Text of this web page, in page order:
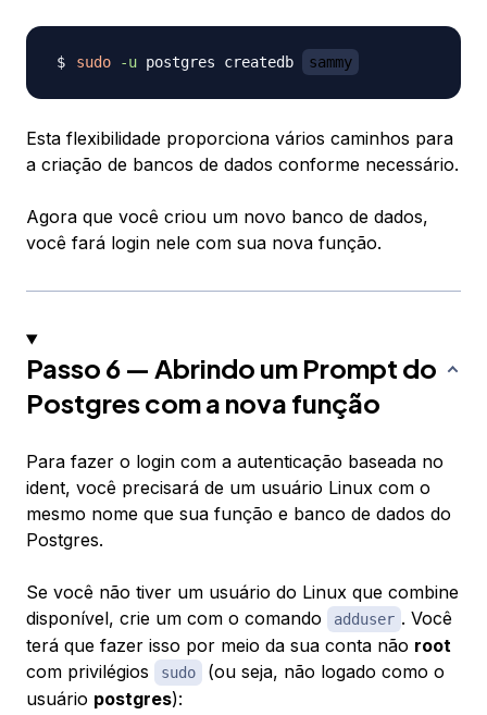
sudo -u postgres createdb sammy
Esta flexibilidade proporciona vários caminhos para
a criação de bancos de dados conforme necessário.
Agora que você criou um novo banco de dados,
você fará login nele com sua nova função.
Passo 6 — Abrindo um Prompt do
Postgres com a nova função
Para fazer o login com a autenticação baseada no
ident, você precisará de um usuário Linux com o
mesmo nome que sua função e banco de dados do
Postgres.
Se você não tiver um usuário do Linux que combine
disponível, crie um com o comando
adduser . Você
terá que fazer isso por meio da sua conta não root
com privilégios
sudo
(ou seja, não logado como o
usuário postgres):